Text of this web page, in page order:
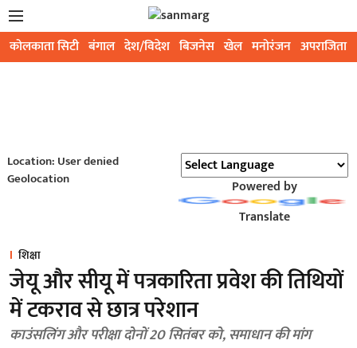
कोलकाता सिटी बंगाल देश/विदेश बिजनेस खेल मनोरंजन अपराजिता
Location: User denied
Geolocation
Powered by
Translate
शिक्षा
जेयू और सीयू में पत्रकारिता प्रवेश की तिथियों
में टकराव से छात्र परेशान
काउंसलिंग और परीक्षा दोनों 20 सितंबर को, समाधान की मांग